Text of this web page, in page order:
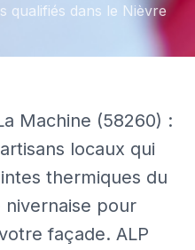
qualifiés dans le Nièvre
Machine (58260) :
locaux qui
thermiques du
pour
façade. ALP